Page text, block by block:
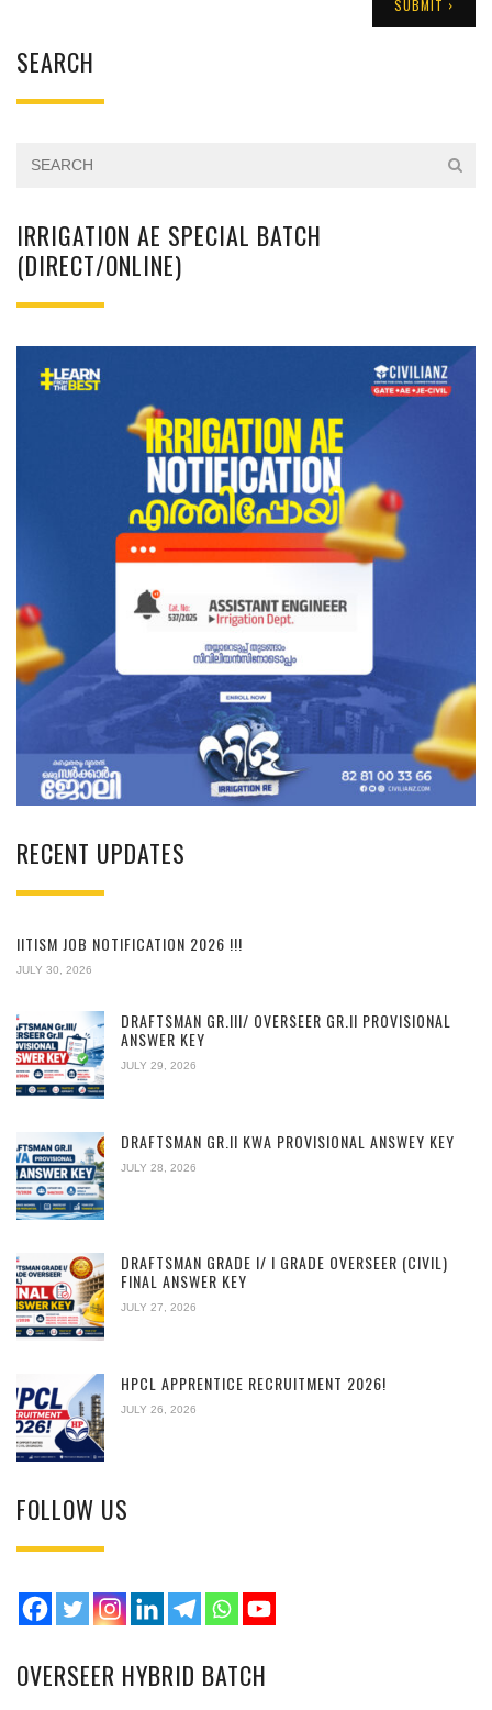
SEARCH
IRRIGATION AE SPECIAL BATCH
(DIRECT/ONLINE)
RECENT UPDATES
IITISM JOB NOTIFICATION 2026 !!!
JULY 30, 2026
DRAFTSMAN GR.III/ OVERSEER GR.II PROVISIONAL
ANSWER KEY
JULY 29, 2026
DRAFTSMAN GR.II KWA PROVISIONAL ANSWEY KEY
JULY 28, 2026
DRAFTSMAN GRADE I/ I GRADE OVERSEER (CIVIL)
FINAL ANSWER KEY
JULY 27, 2026
HPCL APPRENTICE RECRUITMENT 2026!
JULY 26, 2026
FOLLOW US
OVERSEER HYBRID BATCH